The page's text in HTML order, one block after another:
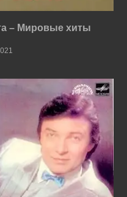
– Мировые хиты